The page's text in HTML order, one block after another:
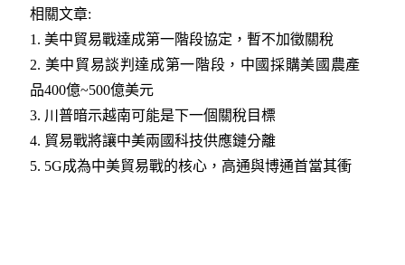
相關文章:
1. 美中貿易戰達成第一階段協定，暫不加徵關稅
2. 美中貿易談判達成第一階段，中國採購美國農產
品400億~500億美元​
3. 川普暗示越南可能是下一個關稅目標​
4. 貿易戰將讓中美兩國科技供應鏈分離
5. 5G成為中美貿易戰的核心，高通與博通首當其衝​